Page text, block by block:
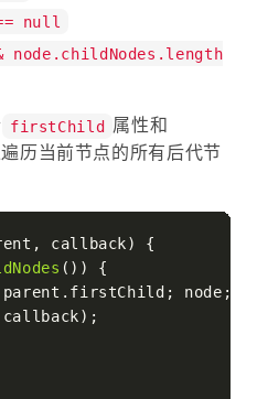
null
node.childNodes.length
firstChild 属性和
历当前节点的所有后代节
callback) {
()) {
firstChild ; node;
callback);